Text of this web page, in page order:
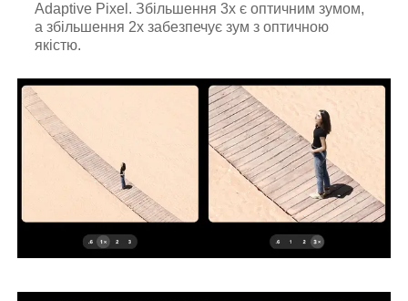
Adaptive Pixel. Збільшення 3x є оптичним зумом,
а збільшення 2x забезпечує зум з оптичною
якістю.